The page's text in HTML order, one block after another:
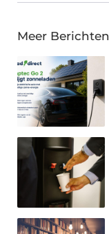
Meer Berichten